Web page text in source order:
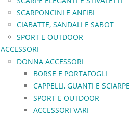
SCARPONCINI E ANFIBI
CIABATTE, SANDALI E SABOT
SPORT E OUTDOOR
ACCESSORI
DONNA ACCESSORI
BORSE E PORTAFOGLI
CAPPELLI, GUANTI E SCIARPE
SPORT E OUTDOOR
ACCESSORI VARI